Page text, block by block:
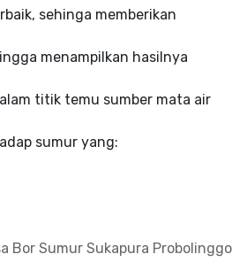
sehinga memberikan
menampilkan hasilnya
titik temu sumber mata air
sumur yang: